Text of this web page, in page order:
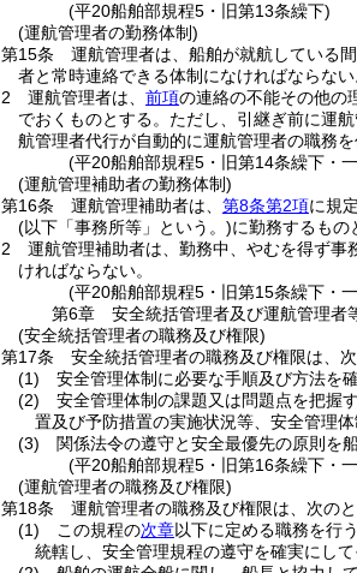
(平20船舶部規程5・旧第13条繰下)
(運航管理者の勤務体制)
第15条
運航管理者は、船舶が就航している
者と常時連絡できる体制になければならない
2
運航管理者は、 前項の連絡の不能その他の
でおくものとする。 ただし、引継ぎ前に運
航管理者代行が自動的に運航管理者の職務を
(平20船舶部規程5・旧第14条繰下・
(運航管理補助者の勤務体制)
第16条
運航管理補助者は、 第8条第2項に規
(以下「事務所等」という。)に勤務するもの
2
運航管理補助者は、勤務中、やむを得ず
ければならない。
(平20船舶部規程5・旧第15条繰下・
第6章
安全統括管理者及び運航管理者
(安全統括管理者の職務及び権限)
第17条
安全統括管理者の職務及び権限は、次
(1)
安全管理体制に必要な手順及び方法を
(2)
安全管理体制の課題又は問題点を把握
置及び予防措置の実施状況等、安全管理
(3)
関係法令の遵守と安全最優先の原則を
(平20船舶部規程5・旧第16条繰下・
(運航管理者の職務及び権限)
第18条
運航管理者の職務及び権限は、次のと
(1)
この規程の次章以下に定める職務を行
統轄し、安全管理規程の遵守を確実にして